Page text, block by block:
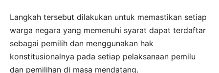
Langkah tersebut dilakukan untuk memastikan setiap
warga negara yang memenuhi syarat dapat terdaftar
sebagai pemilih dan menggunakan hak
konstitusionalnya pada setiap pelaksanaan pemilu
dan pemilihan di masa mendatang.